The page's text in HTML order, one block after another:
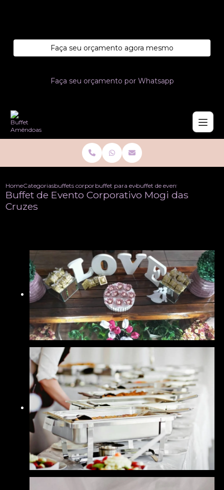
Faça seu orçamento agora mesmo
Faça seu orçamento por Whatsapp
HomeCategoriasbuffets corporativobuffet para eventos corporativos
buffet de evento corporativo
Buffet de Evento Corporativo Mogi das
Cruzes